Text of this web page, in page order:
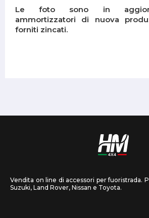
Le foto sono in
ammortizzatori di nuova
forniti zincati.
Vendita on line di accessori per fuoristrada.
Suzuki, Land Rover, Nissan e Toyota.